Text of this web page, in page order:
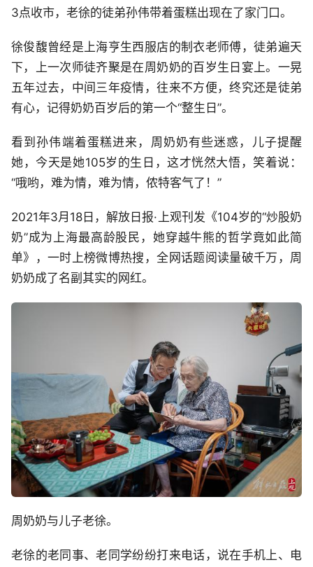
3点收市，老徐的徒弟孙伟带着蛋糕出现在了家门口。
徐俊馥曾经是上海亨生西服店的制衣老师傅，徒弟遍天
下，上一次师徒齐聚是在周奶奶的百岁生日宴上。一晃
五年过去，中间三年疫情，往来不方便，终究还是徒弟
有心，记得奶奶百岁后的第一个“整生日”。
看到孙伟端着蛋糕进来，周奶奶有些迷惑，儿子提醒
她，今天是她105岁的生日，这才恍然大悟，笑着说：
“哦哟，难为情，难为情，侬特客气了！”
2021年3月18日，解放日报·上观刊发《104岁的“炒股奶
奶”成为上海最高龄股民，她穿越牛熊的哲学竟如此简
单》，一时上榜微博热搜，全网话题阅读量破千万，周
奶奶成了名副其实的网红。
周奶奶与儿子老徐。
老徐的老同事、老同学纷纷打来电话，说在手机上、电